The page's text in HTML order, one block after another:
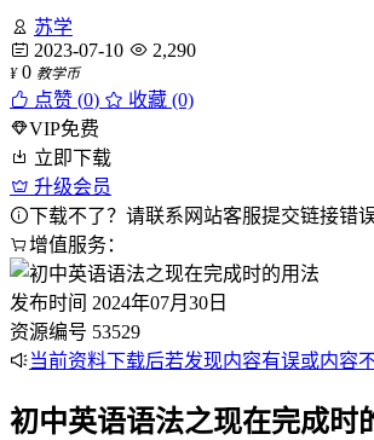
苏学
2023-07-10
2,290
¥ 0 教学币
点赞 (0)
收藏 (0)
VIP免费
立即下载
升级会员
下载不了？请联系网站客服提交链接错误
增值服务：
发布时间 2024年07月30日
资源编号 53529
当前资料下载后若发现内容有误或内容
初中英语语法之现在完成时